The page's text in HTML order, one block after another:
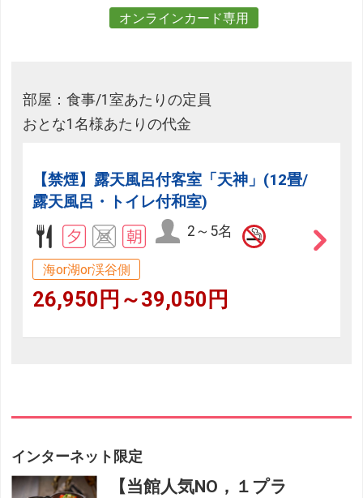
オンラインカード専用
部屋：食事/1室あたりの定員
おとな1名様あたりの代金
【禁煙】露天風呂付客室「天神」(12畳/
露天風呂・トイレ付和室)
2～5名
海or湖or渓谷側
26,950円～39,050円
インターネット限定
【当館人気NO，１プラ